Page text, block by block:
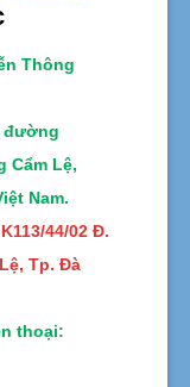
Thông
đường
Cẩm Lệ,
Nam.
K113/44/02 Đ.
Tp. Đà
thoại: